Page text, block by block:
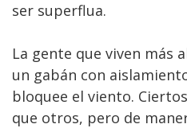
ser superflua.
La gente que viven más
un gabán con
bloquee el viento.
que otros, pero de